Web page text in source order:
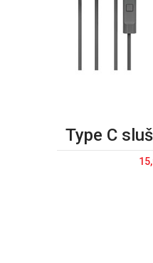
Type C